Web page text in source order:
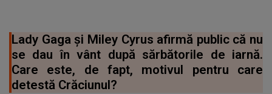
Lady Gaga și Miley Cyrus afirmă public că nu
se dau în vânt după sărbătorile de iarnă.
Care este, de fapt, motivul pentru care
detestă Crăciunul?